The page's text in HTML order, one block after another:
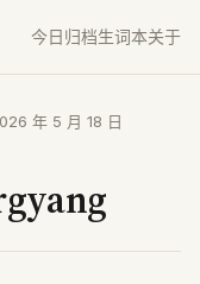
今日归档生词本关于
年 5 月 18 日